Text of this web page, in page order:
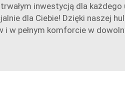
inwestycją dla
dla Ciebie! Dzięki naszej
i w pełnym komforcie w